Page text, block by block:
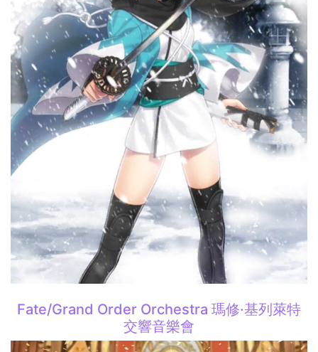
Fate/Grand Order Orchestra 瑪修·基列萊特
交響音樂會